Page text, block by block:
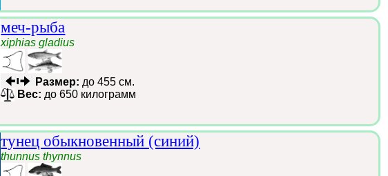
меч-рыба
xiphias gladius
Размер: до 455 см.
Вес: до 650 килограмм
тунец обыкновенный (синий)
thunnus thynnus